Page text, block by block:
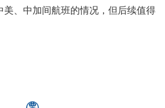
美、中加间航班的情况，但后续值得